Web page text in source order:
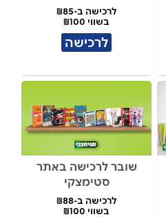
לרכישה ב-₪85
בשווי ₪100
לרכישה
שובר לרכישה באתר
סטימצקי
לרכישה ב-₪88
בשווי ₪100